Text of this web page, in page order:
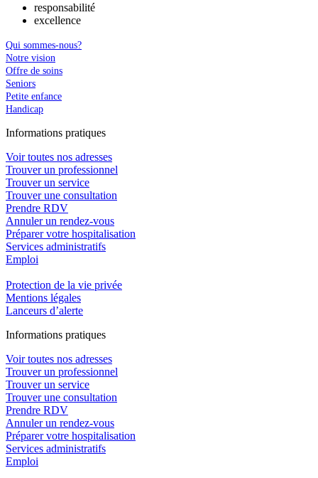
responsabilité
excellence
Qui sommes-nous?
Notre vision
Offre de soins
Seniors
Petite enfance
Handicap
Informations pratiques
Voir toutes nos adresses
Trouver un professionnel
Trouver un service
Trouver une consultation
Prendre RDV
Annuler un rendez-vous
Préparer votre hospitalisation
Services administratifs
Emploi​
Protection de la vie privée
Mentions légales
Lanceurs d’alerte
Informations pratiques
Voir toutes nos adresses
Trouver un professionnel
Trouver un service
Trouver une consultation
Prendre RDV
Annuler un rendez-vous
Préparer votre hospitalisation
Services administratifs
Emploi​